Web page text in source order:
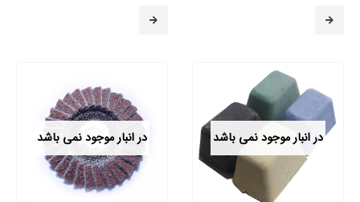
در انبار موجود نمی باشد در انبار موجود نمی باشد